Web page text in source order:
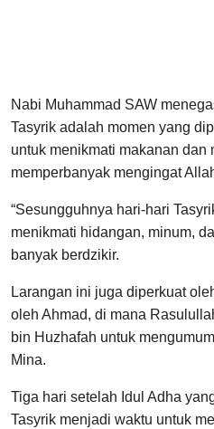
Nabi Muhammad SAW
Tasyrik adalah momen yang
untuk menikmati makanan dan
memperbanyak mengingat
“Sesungguhnya hari-hari
menikmati hidangan, minum,
banyak berdzikir.
Larangan ini juga diperkuat
oleh Ahmad, di mana
bin Huzhafah untuk
Mina.
Tiga hari setelah Idul Adha
Tasyrik menjadi waktu untuk